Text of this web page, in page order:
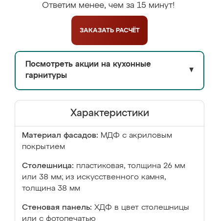
Ответим менее, чем за 15 минут!
ЗАКАЗАТЬ РАСЧЁТ
Посмотреть акции на кухонные
гарнитуры
▼
Характеристики
Материал фасадов: МДФ с акриловым
покрытием
Столешница: пластиковая, толщина 26 мм
или 38 мм; из искусственного камня,
толщина 38 мм
Стеновая панель: ХДФ в цвет столешницы
или с фотопечатью